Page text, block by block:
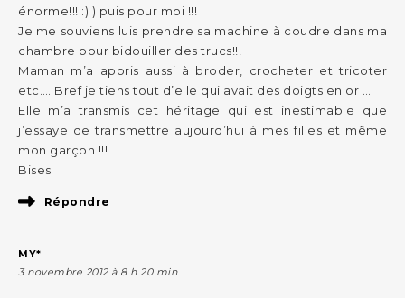
énorme!!! :) ) puis pour moi !!!
Je me souviens luis prendre sa machine à coudre dans ma
chambre pour bidouiller des trucs!!!
Maman m’a appris aussi à broder, crocheter et tricoter
etc…. Bref je tiens tout d’elle qui avait des doigts en or ….
Elle m’a transmis cet héritage qui est inestimable que
j’essaye de transmettre aujourd’hui à mes filles et même
mon garçon !!!
Bises
Répondre
MY*
3 novembre 2012 à 8 h 20 min